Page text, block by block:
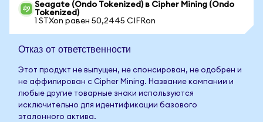
Seagate (Ondo Tokenized) в Cipher Mining (Ondo
Tokenized)
1 STXon равен 50,2445 CIFRon
Отказ от ответственности
Этот продукт не выпущен, не спонсирован, не одобрен и
не аффилирован с Cipher Mining. Название компании и
любые другие товарные знаки используются
исключительно для идентификации базового
эталонного актива.